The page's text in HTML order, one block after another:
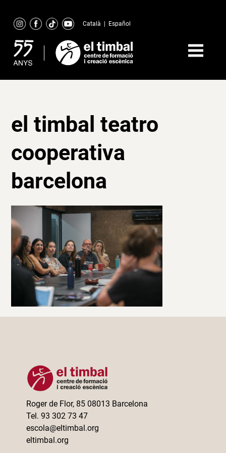
content
Català Español
el timbal teatro
cooperativa
barcelona
Roger de Flor, 85 08013 Barcelona
Tel. 93 302 73 47
escola@eltimbal.org
eltimbal.org